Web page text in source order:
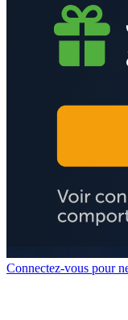
Connectez-vous pour